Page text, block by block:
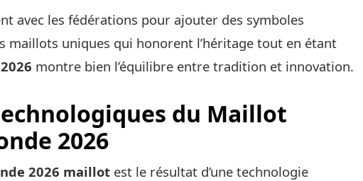
avec les fédérations pour ajouter des symboles
maillots uniques qui honorent l’héritage tout en étant
montre bien l’équilibre entre tradition et innovation.
du Maillot
2026
2026 maillot est le résultat d’une technologie